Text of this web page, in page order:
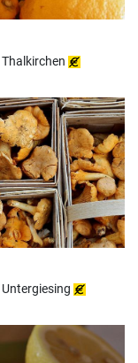
Thalkirchen
Untergiesing